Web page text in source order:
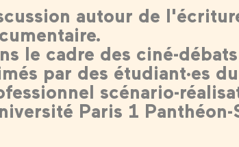
autour de
le cadre des ciné-
par des étudiant·es
scénario-
Paris 1